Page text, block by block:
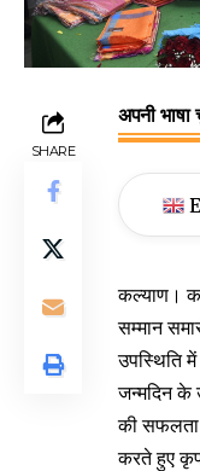
SHARE
अपनी भाषा
कल्याण।
सम्मान
उपस्थिति
जन्मदिन के
की सफलता
करते हुए